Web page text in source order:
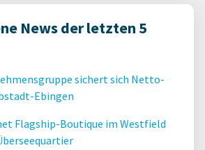
News der letzten 5
sichert sich Netto-
Ebingen
Flagship-Boutique im Westfield